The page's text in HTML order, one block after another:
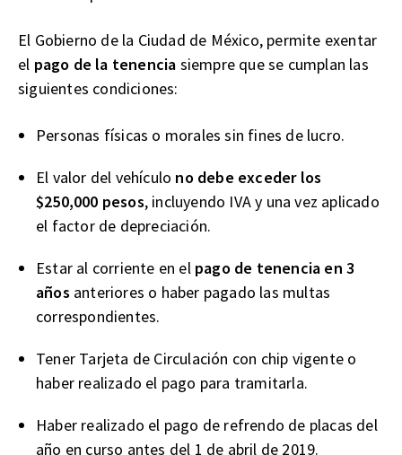
El Gobierno de la Ciudad de México, permite exentar
el pago de la tenencia siempre que se cumplan las
siguientes condiciones:
Personas físicas o morales sin fines de lucro.
El valor del vehículo no debe exceder los
$250,000 pesos, incluyendo IVA y una vez aplicado
el factor de depreciación.
Estar al corriente en el pago de tenencia en 3
años anteriores o haber pagado las multas
correspondientes.
Tener Tarjeta de Circulación con chip vigente o
haber realizado el pago para tramitarla.
Haber realizado el pago de refrendo de placas del
año en curso antes del 1 de abril de 2019.